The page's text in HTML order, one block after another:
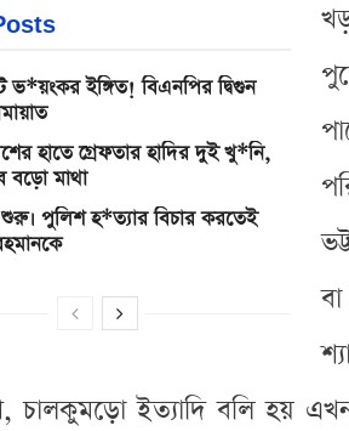
ভ*য়ংকর ইঙ্গিত! বিএনপির দ্বিগুন
হাতে গ্রেফতার হাদির দুই খু*নি,
বড়ো মাথা
শুরু। পুলিশ হ*ত্যার বিচার করতেই
ইত্যাদি বলি হয়